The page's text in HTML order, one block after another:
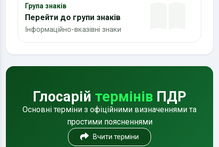
Група знаків
Перейти до групи знаків
Інформаційно-вказівні знаки
Глосарій термінів ПДР
Основні терміни з офіційними визначеннями та
простими поясненнями
Вчити терміни